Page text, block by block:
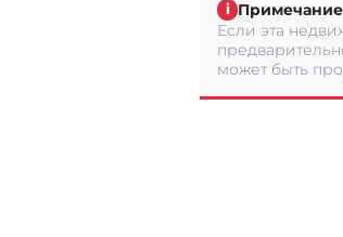
i Примечание
Если эта
может быть